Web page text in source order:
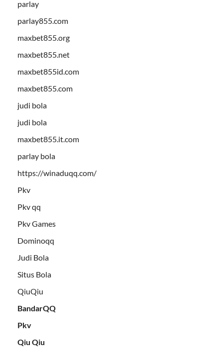
parlay
parlay855.com
maxbet855.org
maxbet855.net
maxbet855id.com
maxbet855.com
judi bola
judi bola
maxbet855.it.com
parlay bola
https://winaduqq.com/
Pkv
Pkv qq
Pkv Games
Dominoqq
Judi Bola
Situs Bola
QiuQiu
BandarQQ
Pkv
Qiu Qiu